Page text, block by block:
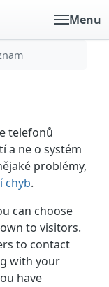
Menu
telefonů
a ne o systém
problémy,
chyb.
can choose
to visitors.
to contact
with your
have